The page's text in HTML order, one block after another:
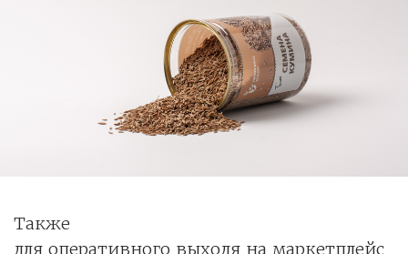
Также
для оперативного выходя на маркетплейс